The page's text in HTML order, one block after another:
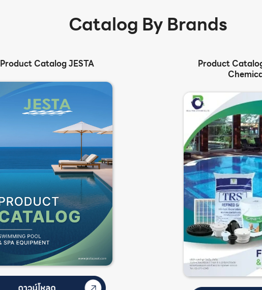
Catalog By Brands
Product Catalog JESTA
Product